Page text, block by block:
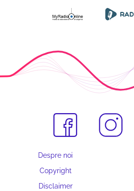
Despre noi
Copyright
Disclaimer